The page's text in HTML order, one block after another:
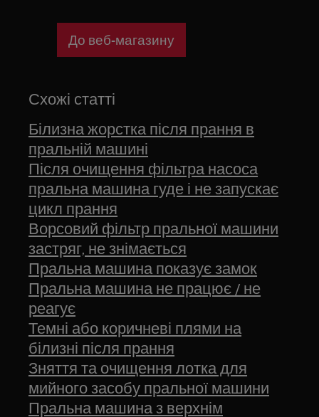
До веб-магазину
Схожі статті
Білизна жорстка після прання в
пральній машині
Після очищення фільтра насоса
пральна машина гуде і не запускає
цикл прання
Ворсовий фільтр пральної машини
застряг, не знімається
Пральна машина показує замок
Пральна машина не працює / не
реагує
Темні або коричневі плями на
білизні після прання
Зняття та очищення лотка для
мийного засобу пральної машини
Пральна машина з верхнім